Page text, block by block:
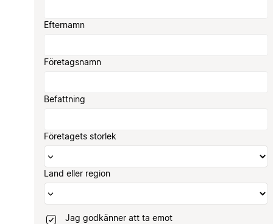
Efternamn
Företagsnamn
Befattning
Företagets storlek
Land eller region
Jag godkänner att ta emot